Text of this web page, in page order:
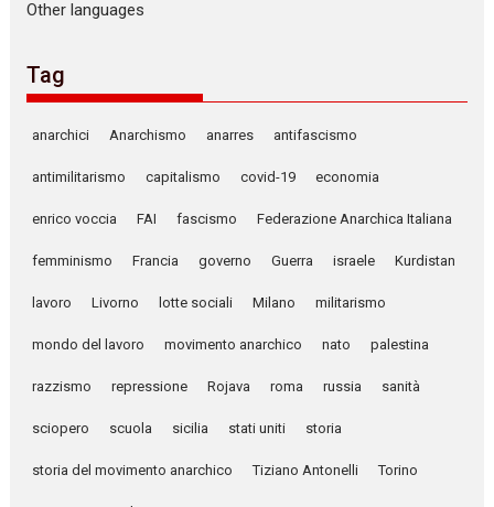
Other languages
Tag
anarchici Anarchismo anarres antifascismo
antimilitarismo capitalismo covid-19 economia
enrico voccia FAI fascismo Federazione Anarchica Italiana
femminismo Francia governo Guerra israele Kurdistan
lavoro Livorno lotte sociali Milano militarismo
mondo del lavoro movimento anarchico nato palestina
razzismo repressione Rojava roma russia sanità
sciopero scuola sicilia stati uniti storia
storia del movimento anarchico Tiziano Antonelli Torino